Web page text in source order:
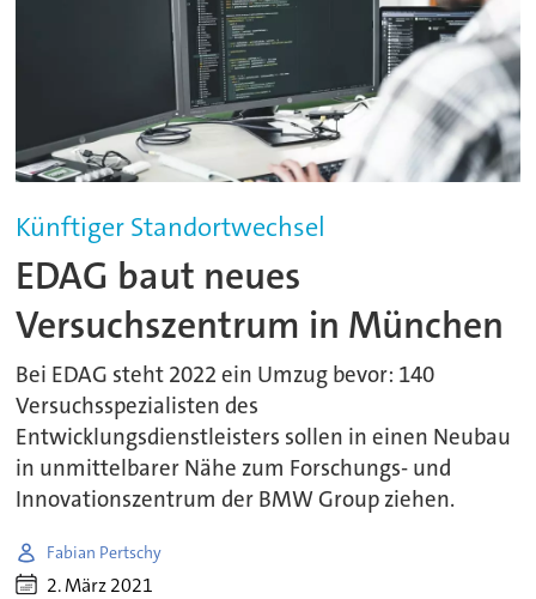
Künftiger Standortwechsel
EDAG baut neues
Versuchszentrum in München
Bei EDAG steht 2022 ein Umzug bevor: 140
Versuchsspezialisten des
Entwicklungsdienstleisters sollen in einen Neubau
in unmittelbarer Nähe zum Forschungs- und
Innovationszentrum der BMW Group ziehen.
Fabian Pertschy
2. März 2021